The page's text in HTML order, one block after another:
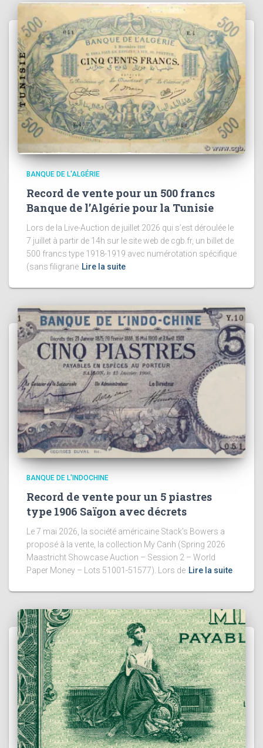
BANQUE DE L'ALGÉRIE
Record de vente pour un 500 francs
Banque de l’Algérie pour la Tunisie
Lors de la Live-Auction de juillet 2026 qui s’est déroulée le
7 juillet à partir de 14h sur le site web de cgb.fr, un billet de
500 francs type 1918-1919 avec numérotation spécifique
(sans filigrane Lire la suite
BANQUE DE L'INDOCHINE
Record de vente pour un 5 piastres
type 1906 Saïgon avec décrets
Le 7 mai 2026, la société américaine Stack’s Bowers a
proposé à la vente, la collection My Canh (Spring 2026
Maastricht Showcase Auction – Session 2 – World
Paper Money – Lots 51001-51577). Lors de Lire la suite